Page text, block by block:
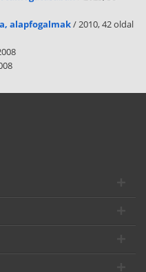
alapfogalmak/ 2010, 42 oldal